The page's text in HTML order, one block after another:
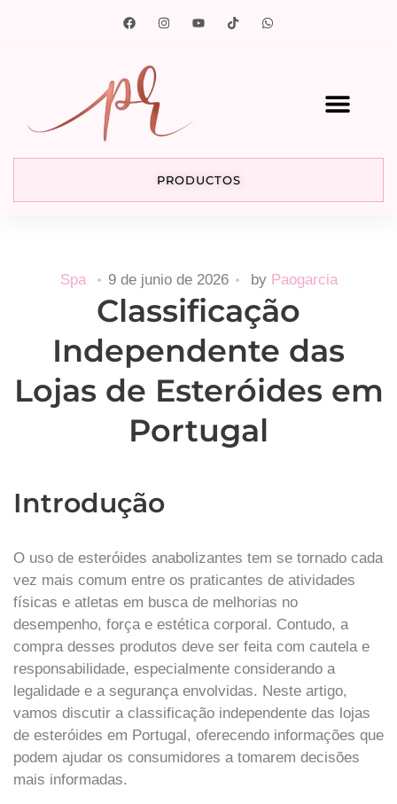
PRODUCTOS
Spa 9 de junio de 2026 by Paogarcia
Classificação
Independente das
Lojas de Esteróides em
Portugal
Introdução
O uso de esteróides anabolizantes tem se tornado cada
vez mais comum entre os praticantes de atividades
físicas e atletas em busca de melhorias no
desempenho, força e estética corporal. Contudo, a
compra desses produtos deve ser feita com cautela e
responsabilidade, especialmente considerando a
legalidade e a segurança envolvidas. Neste artigo,
vamos discutir a classificação independente das lojas
de esteróides em Portugal, oferecendo informações que
podem ajudar os consumidores a tomarem decisões
mais informadas.